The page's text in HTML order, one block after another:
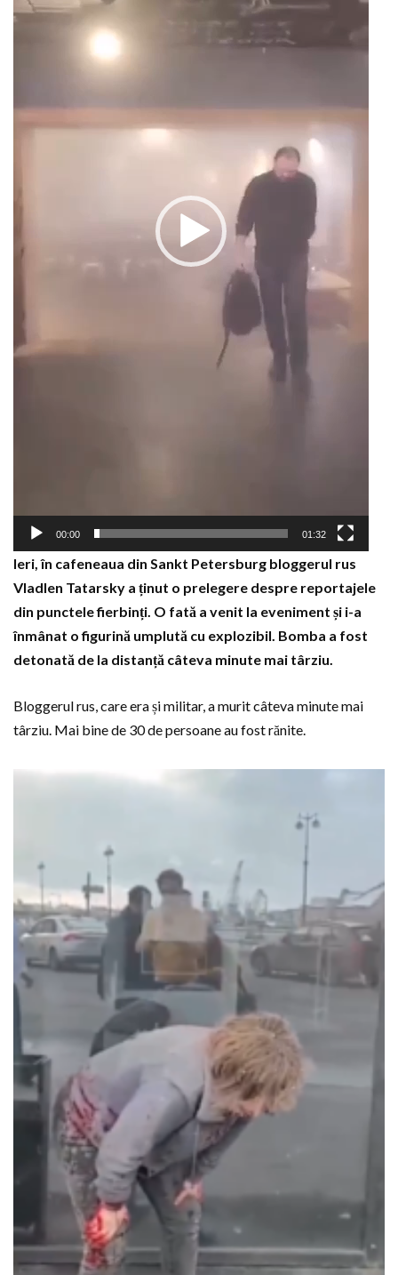
00:00 01:32
Ieri, în cafeneaua din Sankt Petersburg bloggerul rus
Vladlen Tatarsky a ținut o prelegere despre reportajele
din punctele fierbinți. O fată a venit la eveniment și i-a
înmânat o figurină umplută cu explozibil. Bomba a fost
detonată de la distanță câteva minute mai târziu.
Bloggerul rus, care era și militar, a murit câteva minute mai
târziu. Mai bine de 30 de persoane au fost rănite.